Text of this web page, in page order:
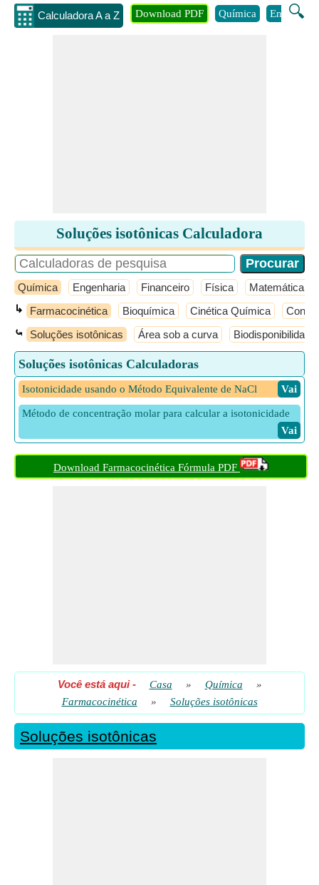
Calculadora A a Z 🔍
Download PDF Química
Soluções isotônicas Calculadora
Química Engenharia Financeiro Física Matemática
↳ Farmacocinética Bioquímica Cinética Química
⤿ Soluções isotônicas Área sob a curva Biodisponibilidade
Soluções isotônicas Calculadoras
Isotonicidade usando o Método Equivalente de NaCl ​ Vai
Método de concentração molar para calcular a isotonicidade
​ Vai
Download Farmacocinética Fórmula PDF
Você está aqui- Casa » Química
»
Farmacocinética
» Soluções isotônicas
Soluções isotônicas